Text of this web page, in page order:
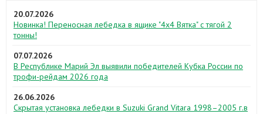
20.07.2026
Новинка! Переносная лебедка в ящике "4х4 Вятка" с тягой 2
тонны!
07.07.2026
В Республике Марий Эл выявили победителей Кубка России по
трофи-рейдам 2026 года
26.06.2026
Скрытая установка лебедки в Suzuki Grand Vitara 1998–2005 г.в